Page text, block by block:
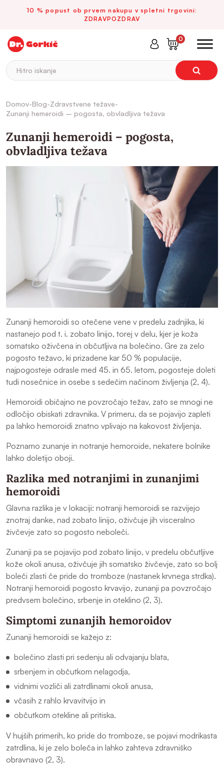
10 % popust ob prvem nakupu v spletni trgovini:
ZDRAVPOZDRAV
Hitro iskanje
0
Domov-Blog-Zdravstvene težave-
Zunanji hemeroidi – pogosta, obvladljiva težava
Zunanji hemeroidi – pogosta,
obvladljiva težava
Zunanji hemoroidi so otečene vene v predelu zadnjika, ki
nastanejo pod t. i. zobato linijo, torej v delu, kjer je koža
somatsko oživčena in občutljiva na bolečino. Gre za zelo
pogosto težavo, ki prizadene kar 50 % populacije,
najpogosteje odrasle med 45. in 65. letom, pogosteje doleti
tudi nosečnice in osebe s sedečim načinom življenja (2, 4).
Hemoroidi običajno ne povzročajo težav, zato se mnogi ne
odločijo obiskati zdravnika. V primeru, da se pojavijo zapleti
pa lahko hemoroidi znatno vplivajo na kakovost življenja.
Poznamo zunanje in notranje hemoroide, nekatere bolnike
lahko doletijo oboji.
Razlika med notranjimi in zunanjimi
hemoroidi
Glavna razlika je v lokaciji: notranji hemoroidi se razvijejo
znotraj danke, nad zobato linijo, oživčuje jih visceralno
živčevje zato so pogosto neboleči.
Zunanji pa se pojavijo pod zobato linijo, v predelu občutljive
kože okoli anusa, oživčuje jih somatsko živčevje, zato so bolj
boleči zlasti če pride do tromboze (nastanek krvnega strdka).
Notranji hemoroidi pogosto krvavijo, zunanji pa povzročajo
predvsem bolečino, srbenje in oteklino (2, 3).
Simptomi zunanjih hemoroidov
Zunanji hemoroidi se kažejo z:
bolečino zlasti pri sedenju ali odvajanju blata,
srbenjem in občutkom nelagodja,
vidnimi vozliči ali zatrdlinami okoli anusa,
včasih z rahlo krvavitvijo in
občutkom otekline ali pritiska.
V hujših primerih, ko pride do tromboze, se pojavi modrikasta
zatrdlina, ki je zelo boleča in lahko zahteva zdravniško
obravnavo (2, 3).